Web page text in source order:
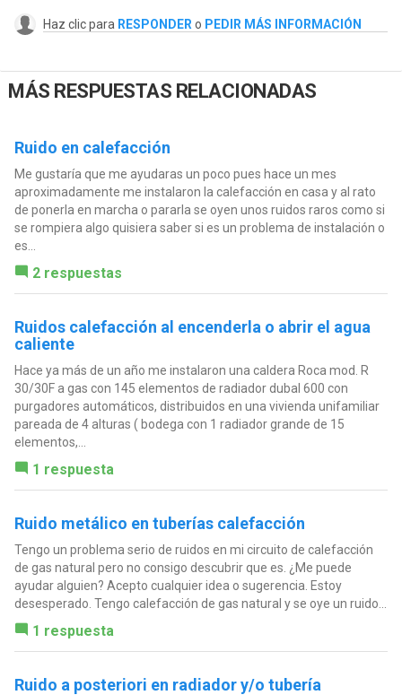
Haz clic para RESPONDER o PEDIR MÁS INFORMACIÓN
MÁS RESPUESTAS RELACIONADAS
Ruido en calefacción
Me gustaría que me ayudaras un poco pues hace un mes
aproximadamente me instalaron la calefacción en casa y al rato
de ponerla en marcha o pararla se oyen unos ruidos raros como si
se rompiera algo quisiera saber si es un problema de instalación o
es...
2 respuestas
Ruidos calefacción al encenderla o abrir el agua
caliente
Hace ya más de un año me instalaron una caldera Roca mod. R
30/30F a gas con 145 elementos de radiador dubal 600 con
purgadores automáticos, distribuidos en una vivienda unifamiliar
pareada de 4 alturas ( bodega con 1 radiador grande de 15
elementos,...
1 respuesta
Ruido metálico en tuberías calefacción
Tengo un problema serio de ruidos en mi circuito de calefacción
de gas natural pero no consigo descubrir que es. ¿Me puede
ayudar alguien? Acepto cualquier idea o sugerencia. Estoy
desesperado. Tengo calefacción de gas natural y se oye un ruido...
1 respuesta
Ruido a posteriori en radiador y/o tubería